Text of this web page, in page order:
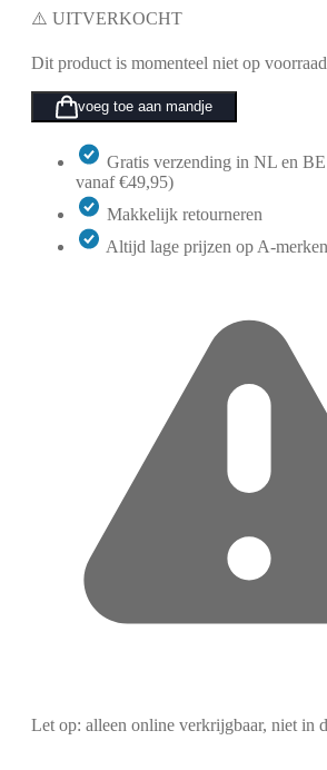
⚠️ UITVERKOCHT
Dit product is momenteel niet op voorraad
voeg toe aan mandje
Gratis verzending in NL en
vanaf €49,95)
Makkelijk retourneren
Altijd lage prijzen op A-merken
Let op: alleen online verkrijgbaar, niet in